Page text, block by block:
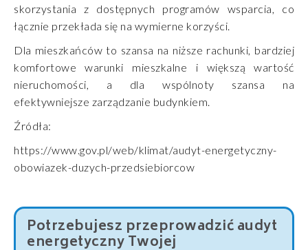
skorzystania z dostępnych programów wsparcia, co
łącznie przekłada się na wymierne korzyści.
Dla mieszkańców to szansa na niższe rachunki, bardziej
komfortowe warunki mieszkalne i większą wartość
nieruchomości, a dla wspólnoty szansa na
efektywniejsze zarządzanie budynkiem.
Źródła:
https://www.gov.pl/web/klimat/audyt-energetyczny-
obowiazek-duzych-przedsiebiorcow
Potrzebujesz przeprowadzić audyt
energetyczny Twojej